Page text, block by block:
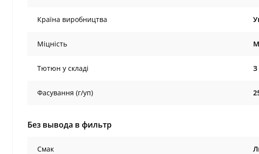
Країна виробництва
Міцність
Тютюн у складі
Фасування (г/уп)
Без вывода в фильтр
Смак